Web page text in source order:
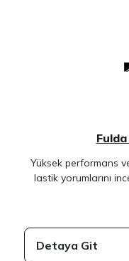
Yüksek performans
lastik yorumlarını
Detaya Git